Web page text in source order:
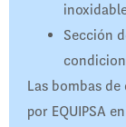
Sección
Las bombas
por EQUIPSA